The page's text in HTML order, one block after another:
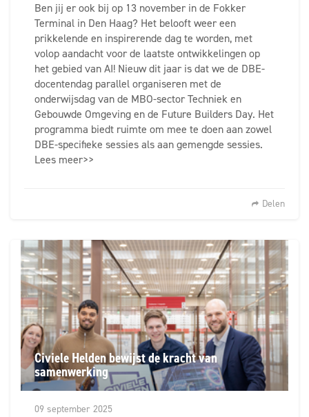
Ben jij er ook bij op 13 november in de Fokker
Terminal in Den Haag? Het belooft weer een
prikkelende en inspirerende dag te worden, met
volop aandacht voor de laatste ontwikkelingen op
het gebied van AI! Nieuw dit jaar is dat we de DBE-
docentendag parallel organiseren met de
onderwijsdag van de MBO-sector Techniek en
Gebouwde Omgeving en de Future Builders Day. Het
programma biedt ruimte om mee te doen aan zowel
DBE-specifieke sessies als aan gemengde sessies.
Lees meer>>
Delen
Civiele Helden bewijst de kracht van
samenwerking
09 september 2025